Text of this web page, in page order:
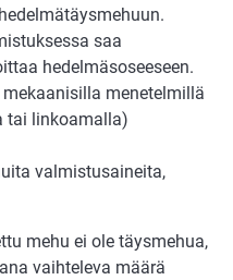
saa
hedelmäsoseeseen.
menetelmillä
tai linkoamalla)
valmistusaineita,
mehu ei ole täysmehua,
vaihteleva määrä